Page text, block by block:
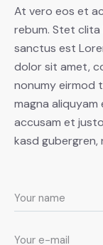
At vero eos et
rebum. Stet
sanctus est
dolor sit amet,
nonumy eirmod
magna
accusam et
kasd gubergren,